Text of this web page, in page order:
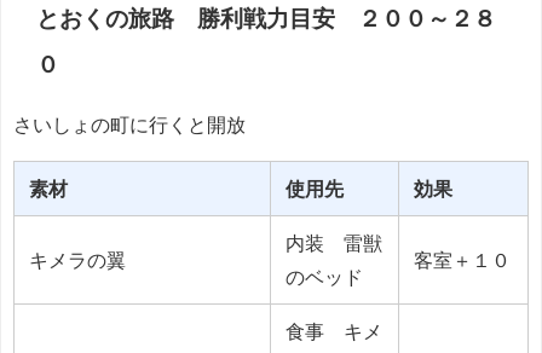
とおくの旅路 勝利戦力目安 ２００～２８
０
さいしょの町に行くと開放
素材 使用先 効果
キメラの翼
内装 雷獣
のベッド
客室＋１０
食事 キメ